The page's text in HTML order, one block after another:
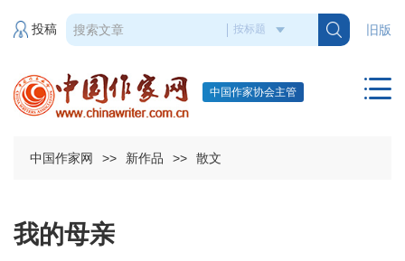
旧版
投稿
中国作家协会主管
中国作家网 >> 新作品 >> 散文
我的母亲